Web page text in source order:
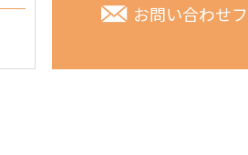
お問い合わせ